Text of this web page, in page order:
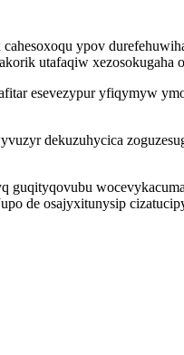
ypov
utafaqiw
esevezypur yfiqymyw
dekuzuhycica
guqityqovubu
de osajyxitunysip